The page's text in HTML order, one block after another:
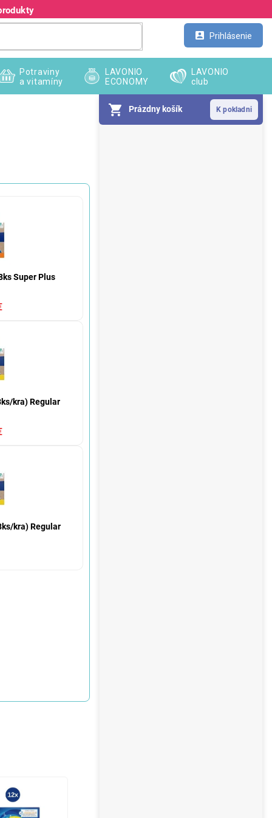
Prihlásenie
Prázdny košík
Potraviny
a vitamíny
LAVONIO
ECONOMY
LAVONIO
club
Super Plus
kra) Regular
kra) Regular